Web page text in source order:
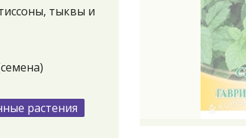
тыквы и
растения